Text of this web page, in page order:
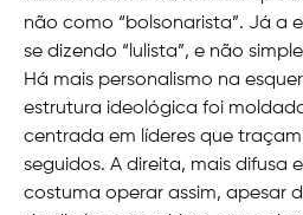
não como “bolsonarista”. Já a
se dizendo “lulista”, e não
Há mais personalismo na
estrutura ideológica foi
centrada em líderes que
seguidos. A direita, mais difusa
costuma operar assim, apesar